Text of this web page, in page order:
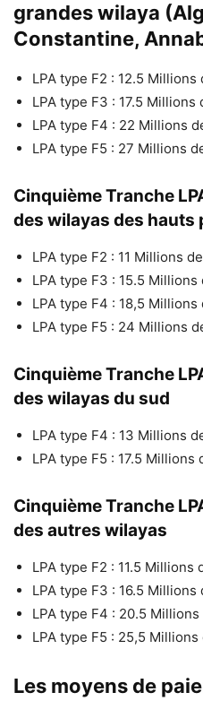
grandes wilaya
Constantine,
LPA type F2 : 12.5 Millions
LPA type F3 : 17.5 Millions
LPA type F4 : 22 Millions
LPA type F5 : 27 Millions
Cinquième Tranche
des wilayas des hauts
LPA type F2 : 11 Millions
LPA type F3 : 15.5
LPA type F4 : 18,5
LPA type F5 : 24 Millions
Cinquième Tranche
des wilayas du sud
LPA type F4 : 13 Millions
LPA type F5 : 17.5 Millions
Cinquième Tranche
des autres wilayas
LPA type F2 : 11.5 Millions
LPA type F3 : 16.5 Millions
LPA type F4 : 20.5
LPA type F5 : 25,5
Les moyens de